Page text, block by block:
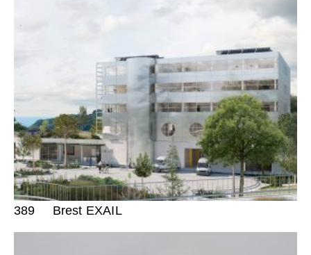
389 Brest EXAIL